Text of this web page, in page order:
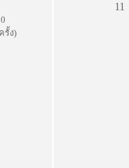
0
รั้ง)
11